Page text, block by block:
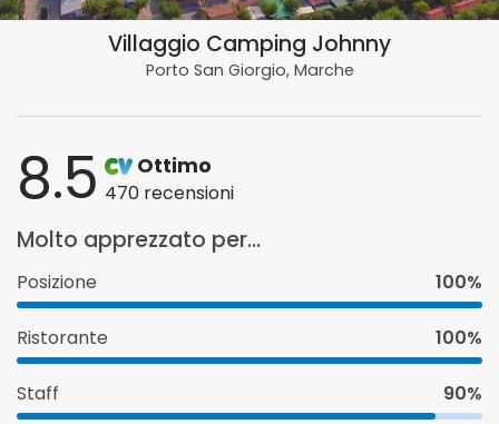
Villaggio Camping Johnny
Porto San Giorgio, Marche
8.5 Ottimo
470 recensioni
Molto apprezzato per...
Posizione 100%
Ristorante 100%
Staff 90%